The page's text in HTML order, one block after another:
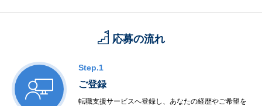
応募の流れ
Step.1
ご登録
転職支援サービスへ登録し、あなたの経歴やご希望を